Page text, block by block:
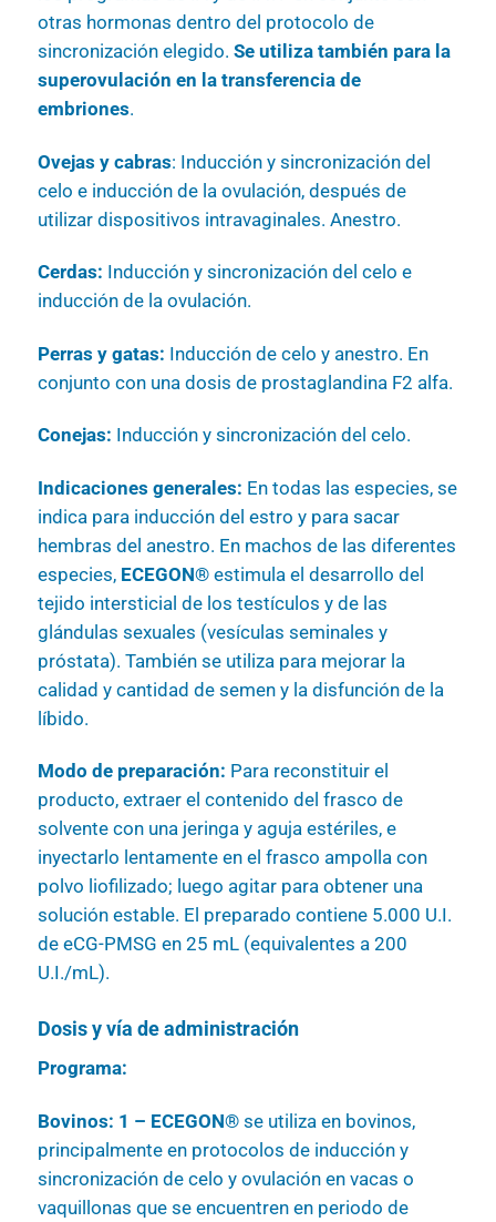
otras hormonas dentro del protocolo de
sincronización elegido. Se utiliza también para la
superovulación en la transferencia de
embriones.
Ovejas y cabras: Inducción y sincronización del
celo e inducción de la ovulación, después de
utilizar dispositivos intravaginales. Anestro.
Cerdas: Inducción y sincronización del celo e
inducción de la ovulación.
Perras y gatas: Inducción de celo y anestro. En
conjunto con una dosis de prostaglandina F2 alfa.
Conejas: Inducción y sincronización del celo.
Indicaciones generales: En todas las especies, se
indica para inducción del estro y para sacar
hembras del anestro. En machos de las diferentes
especies,ECEGON®estimula el desarrollo del
tejido intersticial de los testículos y de las
glándulas sexuales (vesículas seminales y
próstata). También se utiliza para mejorar la
calidad y cantidad de semen y la disfunción de la
líbido.
Modo de preparación: Para reconstituir el
producto, extraer el contenido del frasco de
solvente con una jeringa y aguja estériles, e
inyectarlo lentamente en el frasco ampolla con
polvo liofilizado; luego agitar para obtener una
solución estable. El preparado contiene 5.000 U.I.
de eCG-PMSG en 25 mL (equivalentes a 200
U.I./mL).
Dosis y vía de administración
Programa:
Bovinos: 1 – ECEGON® se utiliza en bovinos,
principalmente en protocolos de inducción y
sincronización de celo y ovulación en vacas o
vaquillonas que se encuentren en periodo de